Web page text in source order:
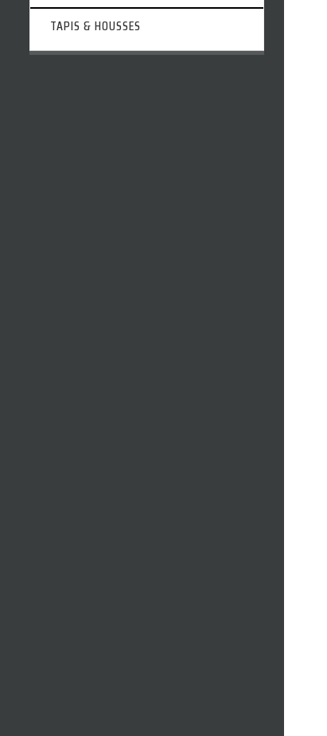
TAPIS & HOUSSES